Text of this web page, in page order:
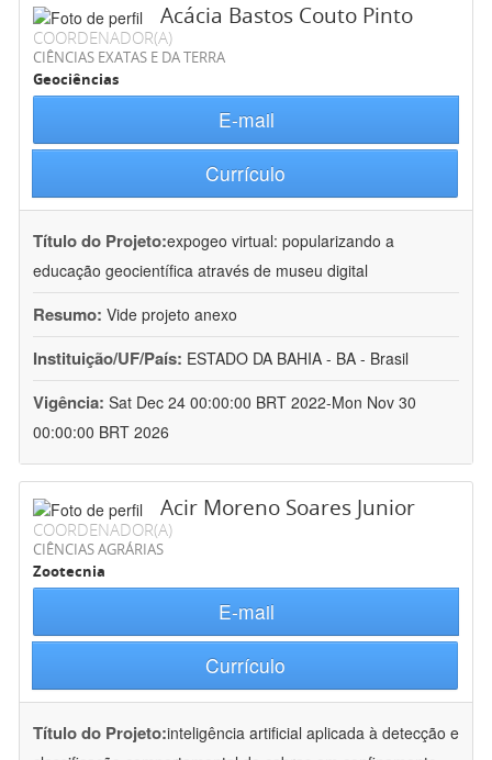
Acácia Bastos Couto Pinto
COORDENADOR(A)
CIÊNCIAS EXATAS E DA TERRA
Geociências
E-mail
Currículo
Título do Projeto:expogeo virtual: popularizando a
educação geocientífica através de museu digital
Resumo: Vide projeto anexo
Instituição/UF/País: ESTADO DA BAHIA - BA - Brasil
Vigência: Sat Dec 24 00:00:00 BRT 2022-Mon Nov 30
00:00:00 BRT 2026
Acir Moreno Soares Junior
COORDENADOR(A)
CIÊNCIAS AGRÁRIAS
Zootecnia
E-mail
Currículo
Título do Projeto:inteligência artificial aplicada à detecção e